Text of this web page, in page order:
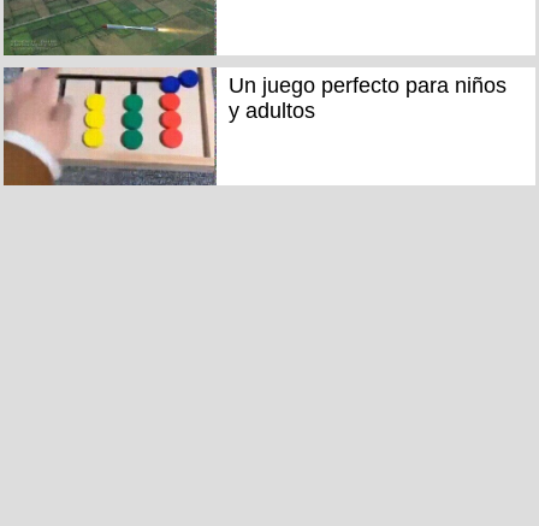
Un juego perfecto para niños
y adultos